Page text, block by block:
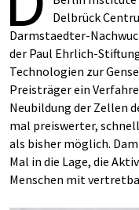
Delbrück
Darmstaedter-
der Paul Ehrlich-
Technologien zur
Preisträger ein
Neubildung der Zellen
mal preiswerter,
als bisher möglich.
Mal in die Lage, die
Menschen mit